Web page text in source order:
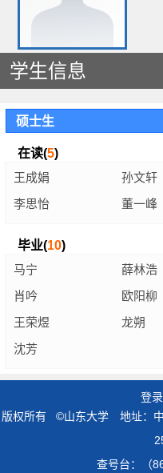
学生信息
硕士生
在读(5)
王成娟
孙文轩
李思怡
董一峰
毕业(10)
马宁
薛林浩
肖吟
欧阳柳
王荣煜
龙朔
沈芳
登录
版权所有 ©山东大学 地址：中
查号台：（